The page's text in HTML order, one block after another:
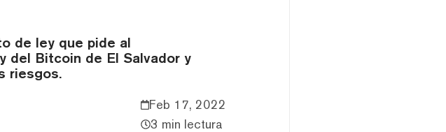
de ley que pide al
del Bitcoin de El Salvador y
riesgos.
Feb 17, 2022
3 min lectura